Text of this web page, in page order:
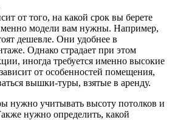
от того, на какой срок вы берете
модели вам нужны. Например,
дешевле. Они удобнее в
Однако страдает при этом
иногда требуется именно высокие
от особенностей помещения,
вышки-туры, взятые в аренду.
нужно учитывать высоту потолков и
нужно определить, какой